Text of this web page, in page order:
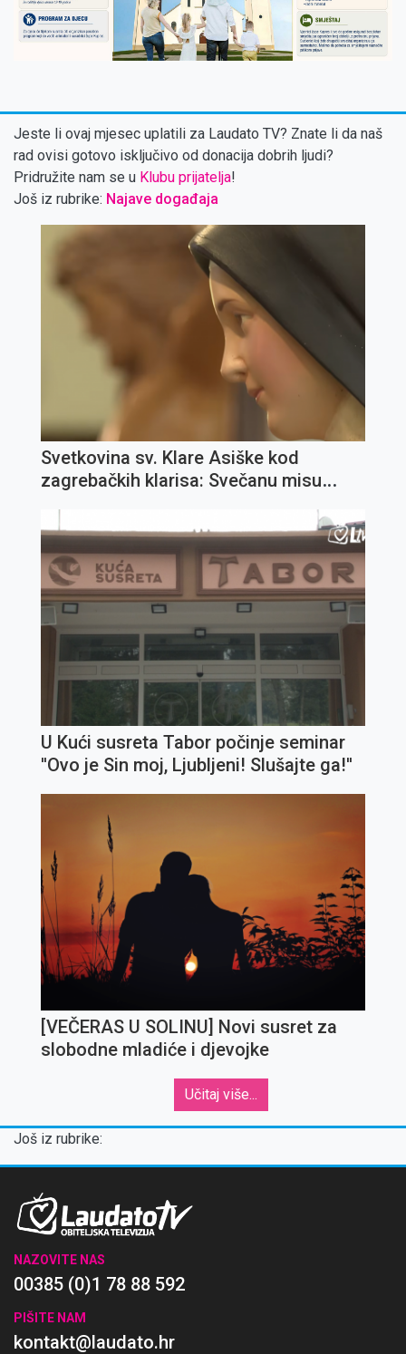
Jeste li ovaj mjesec uplatili za Laudato TV? Znate li da naš
rad ovisi gotovo isključivo od donacija dobrih ljudi?
Pridružite nam se u Klubu prijatelja!
Još iz rubrike: Najave događaja
Svetkovina sv. Klare Asiške kod
zagrebačkih klarisa: Svečanu misu
U Kući susreta Tabor počinje seminar
''Ovo je Sin moj, Ljubljeni! Slušajte ga!''
[VEČERAS U SOLINU] Novi susret za
slobodne mladiće i djevojke
Učitaj više...
Još iz rubrike:
NAZOVITE NAS
00385 (0)1 78 88 592
PIŠITE NAM
kontakt@laudato.hr